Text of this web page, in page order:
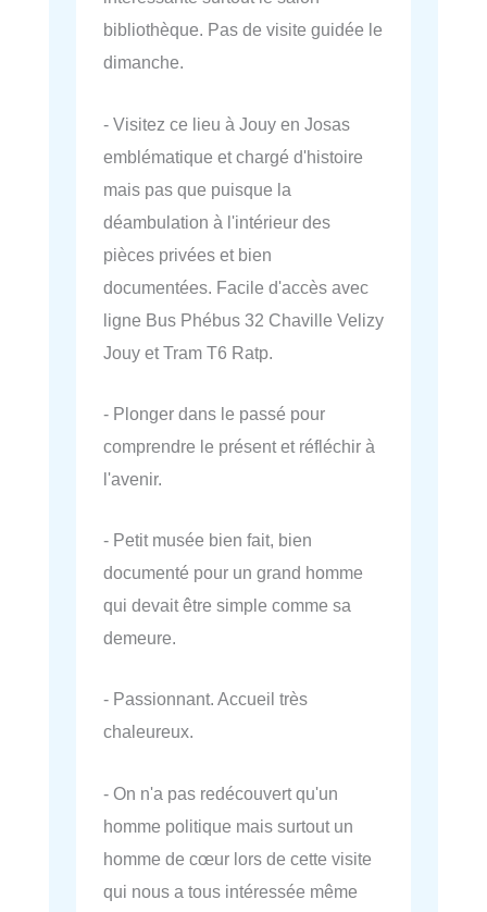
bibliothèque. Pas de visite guidée le
dimanche.
- Visitez ce lieu à Jouy en Josas
emblématique et chargé d'histoire
mais pas que puisque la
déambulation à l'intérieur des
pièces privées et bien
documentées. Facile d'accès avec
ligne Bus Phébus 32 Chaville Velizy
Jouy et Tram T6 Ratp.
- Plonger dans le passé pour
comprendre le présent et réfléchir à
l'avenir.
- Petit musée bien fait, bien
documenté pour un grand homme
qui devait être simple comme sa
demeure.
- Passionnant. Accueil très
chaleureux.
- On n'a pas redécouvert qu'un
homme politique mais surtout un
homme de cœur lors de cette visite
qui nous a tous intéressée même